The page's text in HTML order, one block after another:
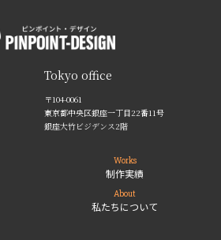
Tokyo office
〒104-0061
東京都中央区銀座一丁目22番11号
銀座大竹ビジデンス2階
Works
制作実績
About
私たちについて